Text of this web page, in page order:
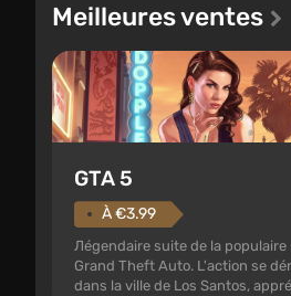
Meilleures ventes
GTA 5
À €3.99
Лégendaire suite de la populaire
Grand Theft Auto. L'action se
dans la ville de Los Santos,